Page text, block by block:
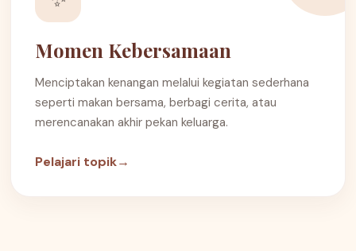
Momen Kebersamaan
Menciptakan kenangan melalui kegiatan sederhana
seperti makan bersama, berbagi cerita, atau
merencanakan akhir pekan keluarga.
Pelajari topik→